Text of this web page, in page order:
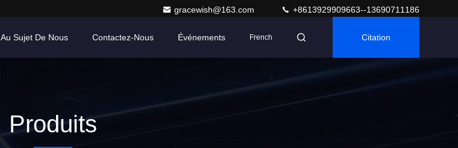
gracewish@163.com +8613929909663--13690711186
Au Sujet De Nous Contactez-Nous Événements French Citation
Produits